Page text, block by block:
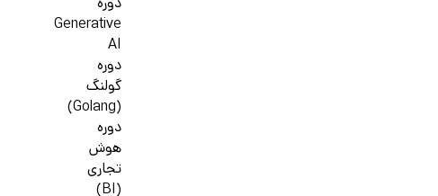
دوره
Generative
AI
دوره
گولنگ
(Golang)
دوره
هوش
تجاری
(BI)